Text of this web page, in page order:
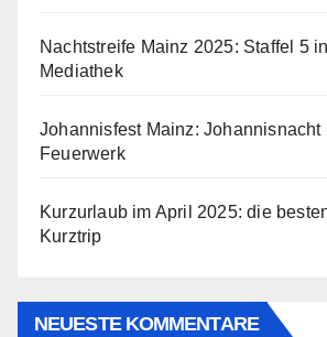
Nachtstreife Mainz 2025: Staffel 5
Mediathek
Johannisfest Mainz: Johannisnacht
Feuerwerk
Kurzurlaub im April 2025: die
Kurztrip
NEUESTE KOMMENTARE